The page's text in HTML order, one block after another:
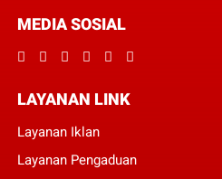
MEDIA SOSIAL
LAYANAN LINK
Layanan Iklan
Layanan Pengaduan